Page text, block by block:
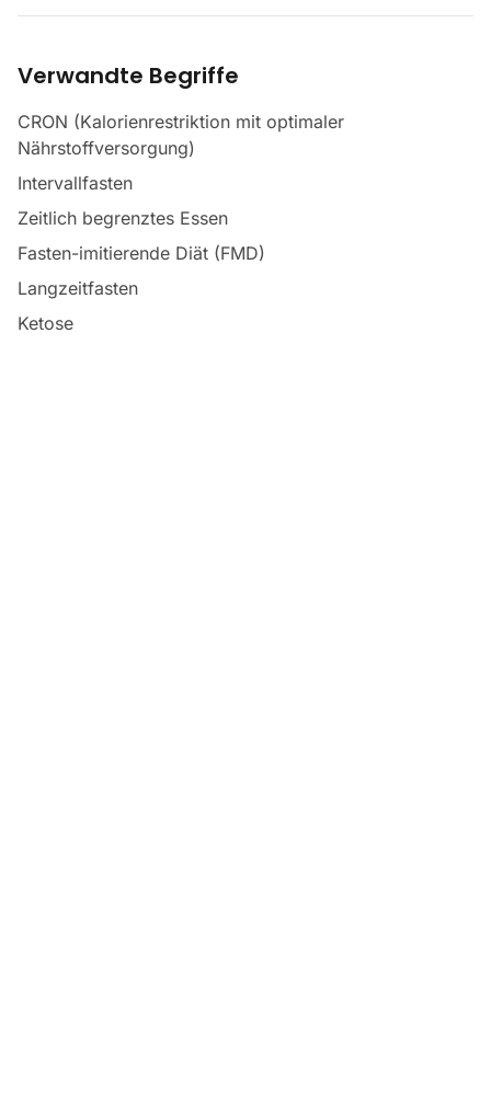
Verwandte Begriffe
CRON (Kalorienrestriktion mit optimaler
Nährstoffversorgung)
Intervallfasten
Zeitlich begrenztes Essen
Fasten-imitierende Diät (FMD)
Langzeitfasten
Ketose